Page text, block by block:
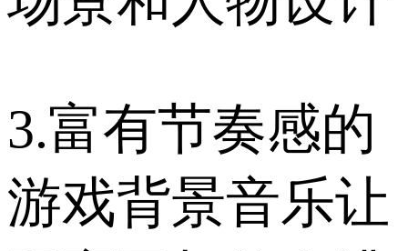
3.富有节奏感的
游戏背景音乐让